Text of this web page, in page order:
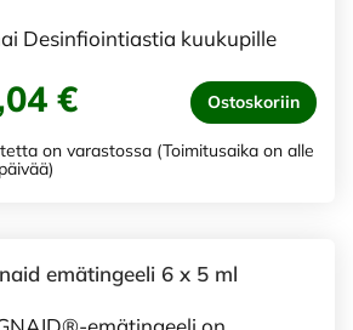
Desinfiointiastia kuukupille
€ Ostoskoriin
on varastossa (Toimitusaika on alle
emätingeeli 6 x 5 ml